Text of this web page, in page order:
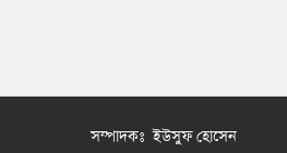
সম্পাদকঃ ইউসুফ হোসেন